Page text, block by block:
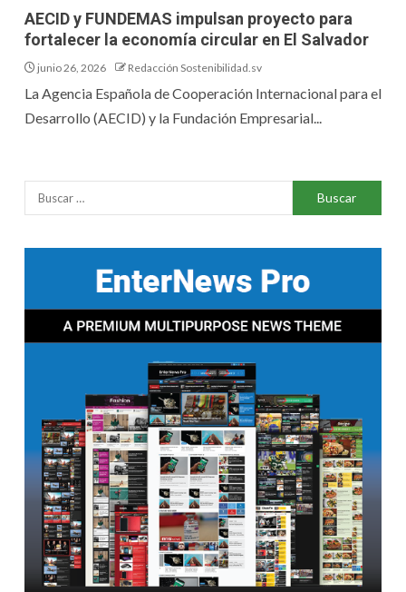
AECID y FUNDEMAS impulsan proyecto para
fortalecer la economía circular en El Salvador
junio 26, 2026 Redacción Sostenibilidad.sv
La Agencia Española de Cooperación Internacional para el
Desarrollo (AECID) y la Fundación Empresarial...